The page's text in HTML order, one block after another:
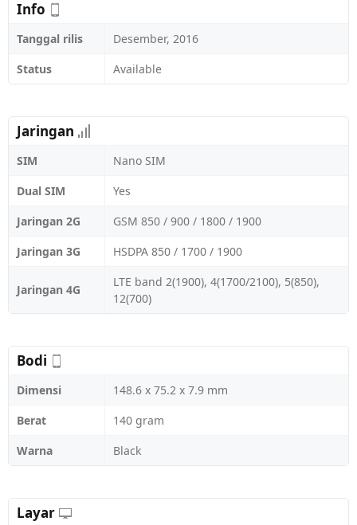
Info
Tanggal rilis
Desember, 2016
Status
Available
Jaringan
SIM
Nano SIM
Dual SIM
Yes
Jaringan 2G
GSM 850 / 900 / 1800 / 1900
Jaringan 3G
HSDPA 850 / 1700 / 1900
Jaringan 4G
LTE band 2(1900), 4(1700/2100), 5(850),
12(700)
Bodi
Dimensi
148.6 x 75.2 x 7.9 mm
Berat
140 gram
Warna
Black
Layar